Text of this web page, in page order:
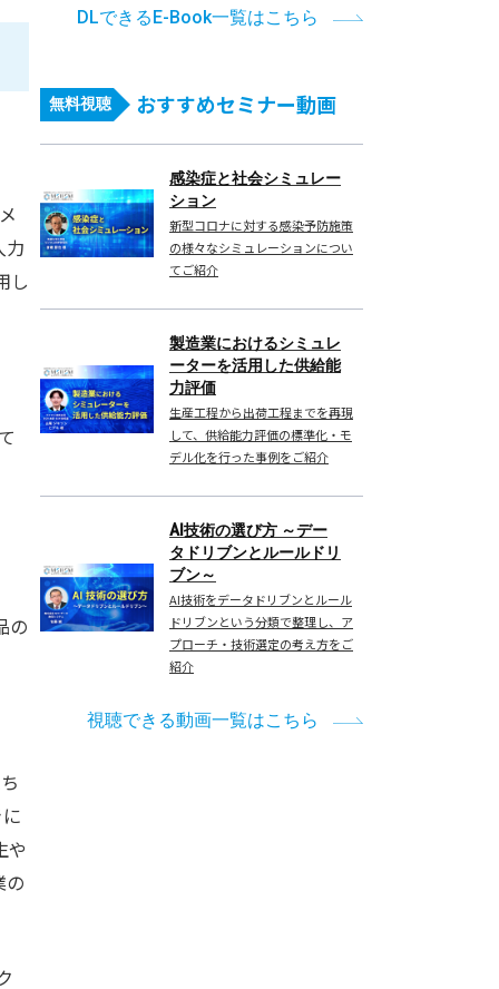
力
し
の
や
の
DLできるE-Book一覧はこちら
無料視聴 おすすめセミナー動画
感染症と社会シミュレー
ション
新型コロナに対する感染予防施策
の様々なシミュレーションについ
てご紹介
製造業におけるシミュレ
ーターを活用した供給能
力評価
生産工程から出荷工程までを再現
して、供給能力評価の標準化・モ
デル化を行った事例をご紹介
AI技術の選び方 ～デー
タドリブンとルールドリ
ブン～
AI技術をデータドリブンとルール
ドリブンという分類で整理し、ア
プローチ・技術選定の考え方をご
紹介
視聴できる動画一覧はこちら